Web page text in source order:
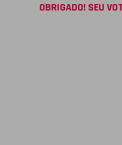
OBRIGADO! SEU